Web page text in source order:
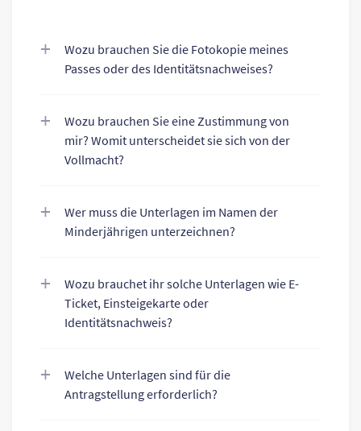
Wozu brauchen Sie die Fotokopie meines
Passes oder des Identitätsnachweises?
Wozu brauchen Sie eine Zustimmung von
mir? Womit unterscheidet sie sich von der
Vollmacht?
Wer muss die Unterlagen im Namen der
Minderjährigen unterzeichnen?
Wozu brauchet ihr solche Unterlagen wie E-
Ticket, Einsteigekarte oder
Identitätsnachweis?
Welche Unterlagen sind für die
Antragstellung erforderlich?